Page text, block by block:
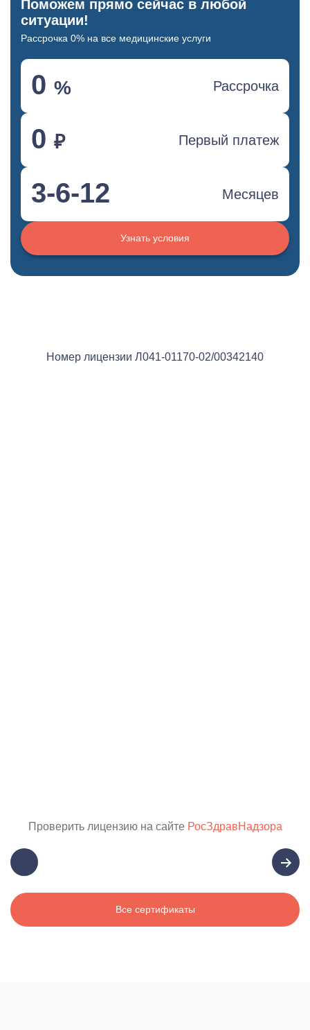
Поможем прямо сейчас в любой
ситуации!
Рассрочка 0% на все медицинские услуги
0 % Рассрочка
0 ₽ Первый платеж
3-6-12 Месяцев
Узнать условия
Номер лицензии Л041-01170-02/00342140
Все сертификаты
Проверить лицензию на сайте РосЗдравНадзора